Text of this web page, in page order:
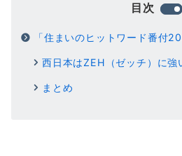
目次
「住まいのヒットワード番付
西日本はZEH（ゼッチ）に強
まとめ